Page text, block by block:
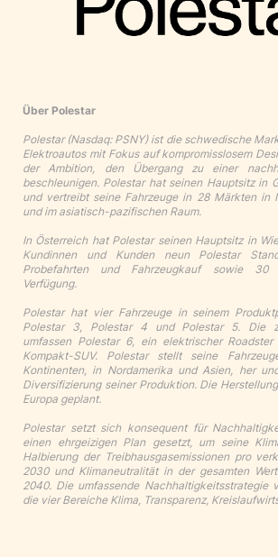
Über Polestar
Polestar (Nasdaq: PSNY) ist die schwedische
Elektroautos mit Fokus auf kompromisslosem
der Ambition, den Übergang zu einer
beschleunigen. Polestar hat seinen Hauptsitz in
und vertreibt seine Fahrzeuge in 28 Märkten in
und im asiatisch-pazifischen Raum.
In Österreich hat Polestar seinen Hauptsitz in
Kundinnen und Kunden neun Polestar
Probefahrten und Fahrzeugkauf sowie 30
Verfügung.
Polestar hat vier Fahrzeuge in seinem
Polestar 3, Polestar 4 und Polestar 5. Die
umfassen Polestar 6, ein elektrischer
Kompakt-SUV. Polestar stellt seine
Kontinenten, in Nordamerika und Asien, her
Diversifizierung seiner Produktion. Die
Europa geplant.
Polestar setzt sich konsequent für
einen ehrgeizigen Plan gesetzt, um seine
Halbierung der Treibhausgasemissionen pro
2030 und Klimaneutralität in der gesamten
2040. Die umfassende Nachhaltigkeitsstrategie
die vier Bereiche Klima, Transparenz,